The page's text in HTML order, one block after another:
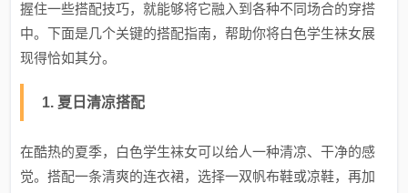
握住一些搭配技巧，就能够将它融入到各种不同场合的穿搭
中。下面是几个关键的搭配指南，帮助你将白色学生袜女展
现得恰如其分。
1. 夏日清凉搭配
在酷热的夏季，白色学生袜女可以给人一种清凉、干净的感
觉。搭配一条清爽的连衣裙，选择一双帆布鞋或凉鞋，再加